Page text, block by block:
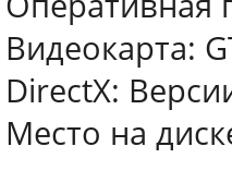
Видеокарта:
DirectX:
Место на